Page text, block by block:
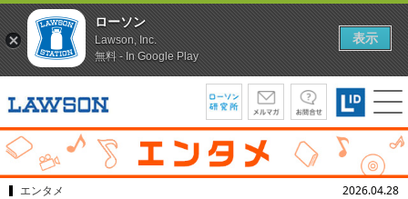
エンタメ 2026.04.28
ローソン
Lawson, Inc.
無料 - In Google Play
表示